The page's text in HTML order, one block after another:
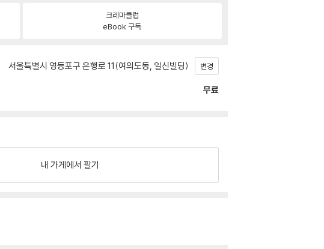
크레마클럽
eBook 구독
서울특별시 영등포구 은행로 11(여의도동, 일신빌딩) 변경
무료
내 가게에서 팔기